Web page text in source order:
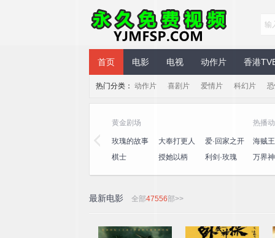
永久免费视频
首页 电影 电视 动作片 香港
热门分类： 动作片 喜剧片 爱情片 科幻片
黄金剧场
玫瑰的故事 大奉打更人
爱·回家之开
心速递
棋士 授她以柄 利剑·玫瑰
热播
海贼
王
万界
最新电影 全部47556部>>